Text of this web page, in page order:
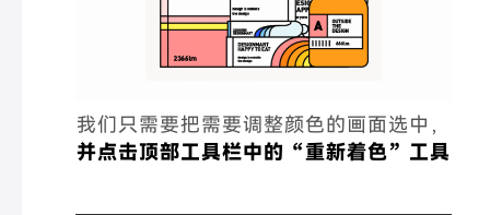
我们只需要把需要调整颜色的画面选中，
并点击顶部工具栏中的“重新着色”工具